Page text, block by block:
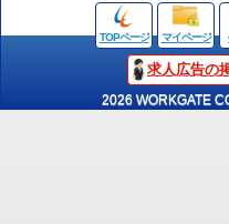
TOPページ マイページ
求人広告の
2026 WORKGATE